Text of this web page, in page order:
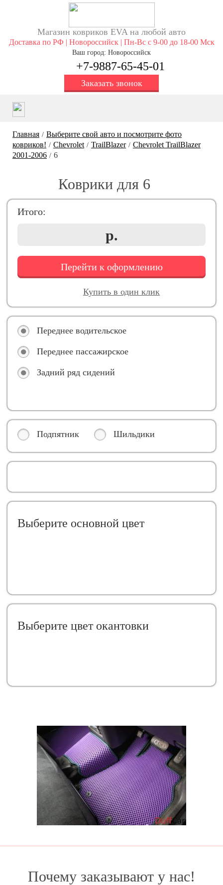
Магазин ковриков EVA ​на любой авто
Доставка по РФ | Новороссийск | Пн-Вс с 9-00 до 18-00 Мск
Ваш город: Новороссийск
+7-9887-65-45-01
Заказать звонок
Главная / Выберите свой авто и посмотрите фото
ковриков! / Chevrolet / TrailBlazer / Chevrolet TrailBlazer
2001-2006 / 6
Коврики для 6
Итого:
р.
Перейти к оформлению
Купить в один клик
Переднее водительское
Переднее пассажирское
Задний ряд сидений
Подпятник Шильдики
Выберите oсновной цвет
Выберите цвет окантовки
Почему заказывают у нас!